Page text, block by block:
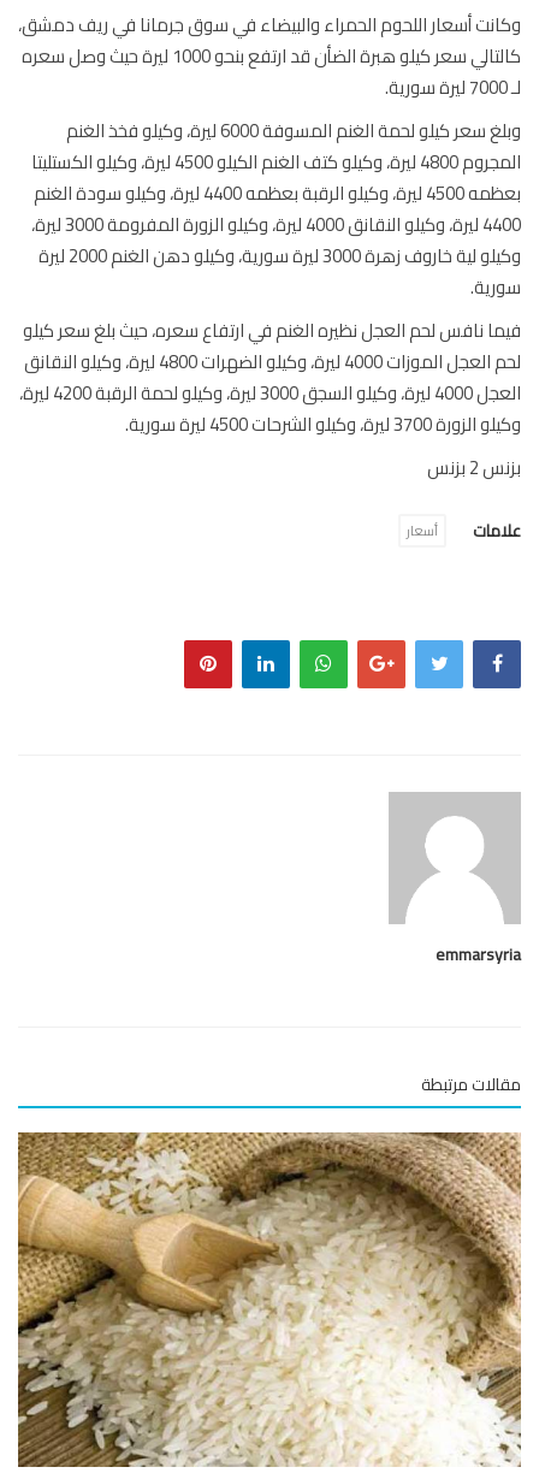
أسعار اللحوم الحمراء والبيضاء في سوق جرمانا في ريف دمشق،
كالتالي سعر كيلو هبرة الضأن قد ارتفع بنحو 1000 ليرة حيث وصل سعره
وبلغ سعر كيلو لحمة الغنم المسوفة 6000 ليرة، وكيلو فخذ الغنم
المجروم 4800 ليرة، وكيلو كتف الغنم الكيلو 4500 ليرة، وكيلو الكستليتا
بعظمه 4500 ليرة، وكيلو الرقبة بعظمه 4400 ليرة، وكيلو سودة الغنم
4400 ليرة، وكيلو النقانق 4000 ليرة، وكيلو الزورة المفرومة 3000 ليرة،
وكيلو لية خاروف زهرة 3000 ليرة سورية، وكيلو دهن الغنم 2000 ليرة
نافس لحم العجل نظيره الغنم في ارتفاع سعره، حيث بلغ سعر كيلو
لحم العجل الموزات 4000 ليرة، وكيلو الضهرات 4800 ليرة، وكيلو النقانق
العجل 4000 ليرة، وكيلو السجق 3000 ليرة، وكيلو لحمة الرقبة 4200 ليرة،
ليرة، وكيلو الشرحات 4500 ليرة سورية.
بزنس
أسعار
مرتبطة